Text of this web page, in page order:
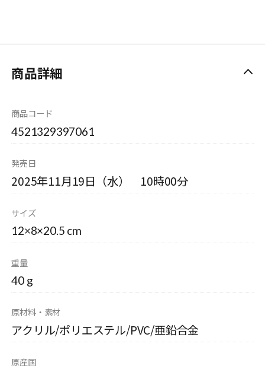
商品詳細
商品コード
4521329397061
発売日
2025年11月19日（水） 10時00分
サイズ
12×8×20.5 cm
重量
40 g
原材料・素材
アクリル/ポリエステル/PVC/亜鉛合金
原産国